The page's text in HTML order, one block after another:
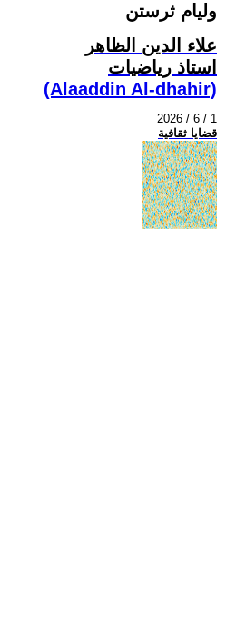
وليام ثرستن
علاء الدين الظاهر
استاذ رياضيات
(Alaaddin Al-dhahir)
2026 / 6 / 1
قضايا ثقافية